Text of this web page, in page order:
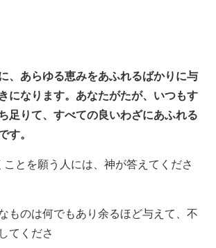
、あらゆる恵みをあふれるばかりに与
になります。あなたがたが、いつもす
足りて、すべての良いわざにあふれる
す。
ことを願う人には、神が答えてくださ
ものは何でもあり余るほど与えて、不
てくださ